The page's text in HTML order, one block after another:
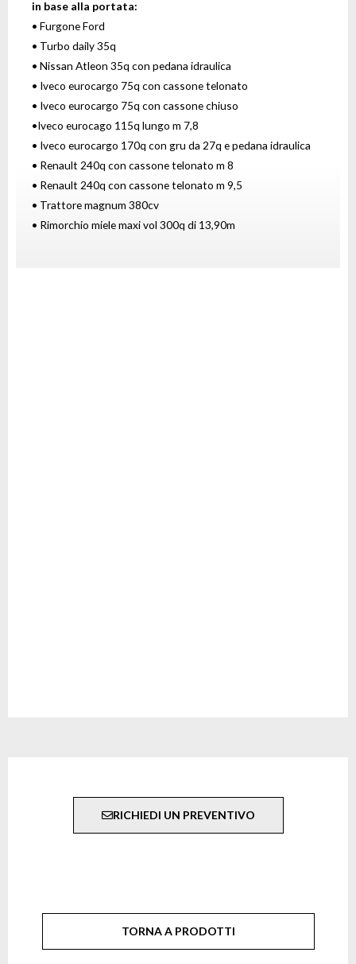
in base alla portata:
• Furgone Ford
• Turbo daily 35q
• Nissan Atleon 35q con pedana idraulica
• Iveco eurocargo 75q con cassone telonato
• Iveco eurocargo 75q con cassone chiuso
•Iveco eurocago 115q lungo m 7,8
• Iveco eurocargo 170q con gru da 27q e pedana idraulica
• Renault 240q con cassone telonato m 8
• Renault 240q con cassone telonato m 9,5
• Trattore magnum 380cv
• Rimorchio miele maxi vol 300q di 13,90m
TORNA A PRODOTTI
RICHIEDI UN PREVENTIVO